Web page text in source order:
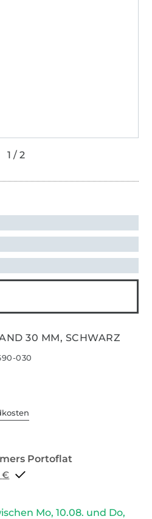
30 MM, SCHWARZ
030
Portoflat schon ab 9,95 €
Mo, 10.08. und Do,